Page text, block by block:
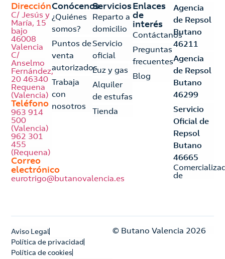
Dirección
C/ Jesús y
María, 15
bajo
46008
Valencia
C/
Anselmo
Fernández,
20 46340
Requena
(Valencia)
Teléfono
963 914
500
(Valencia)
962 301
455
(Requena)
Correo
electrónico
eurotrigo@butanovalencia.es
Conócenos
¿Quiénes
somos?
Puntos de
venta
autorizados
Trabaja
con
nosotros
Servicios
Reparto a
domicilio
Servicio
oficial
Luz y gas
Alquiler
de estufas
Tienda
Enlaces
de
interés
Contáctanos
Preguntas
frecuentes
Blog
Agencia
de Repsol
Butano
46211
Agencia
de Repsol
Butano
46299
Servicio
Oficial de
Repsol
Butano
46665
de
Aviso Legal
Política de privacidad
Política de cookies
© Butano Valencia 2026